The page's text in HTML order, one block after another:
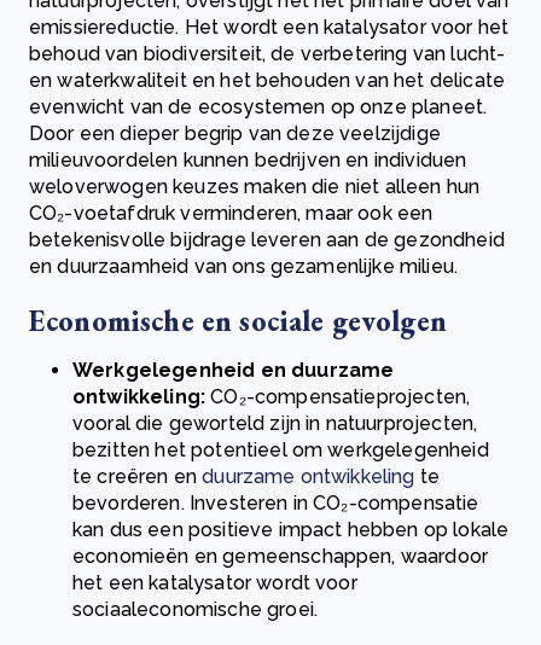
emissiereductie. Het wordt een katalysator voor het
behoud van biodiversiteit, de verbetering van lucht-
en waterkwaliteit en het behouden van het delicate
evenwicht van de ecosystemen op onze planeet.
Door een dieper begrip van deze veelzijdige
milieuvoordelen kunnen bedrijven en individuen
weloverwogen keuzes maken die niet alleen hun
CO₂-voetafdruk verminderen, maar ook een
betekenisvolle bijdrage leveren aan de gezondheid
en duurzaamheid van ons gezamenlijke milieu.
Economische en sociale gevolgen
Werkgelegenheid en duurzame
ontwikkeling:CO₂-compensatieprojecten,
vooral die geworteld zijn in natuurprojecten,
bezitten het potentieel om werkgelegenheid
te creëren enduurzame ontwikkeling te
bevorderen. Investeren in CO₂-compensatie
kan dus een positieve impact hebben op lokale
economieën en gemeenschappen, waardoor
het een katalysator wordt voor
sociaaleconomische groei.